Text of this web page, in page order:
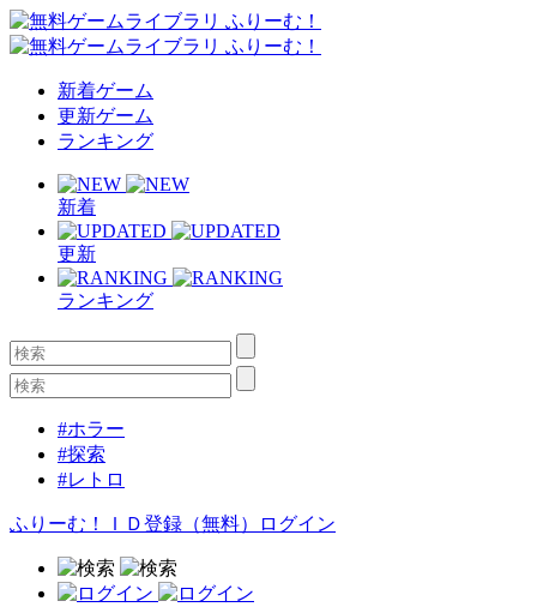
新着ゲーム
更新ゲーム
ランキング
新着
更新
ランキング
#ホラー
#探索
#レトロ
ふりーむ！ＩＤ登録（無料） ログイン